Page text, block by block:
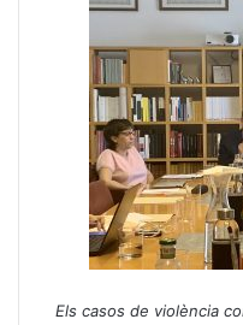
Els casos de violència